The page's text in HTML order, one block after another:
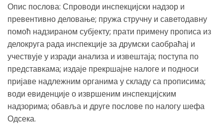
Опис послова: Спроводи инспекцијски надзор и
превентивно деловање; пружа стручну и саветодавну
помоћ надзираном субјекту; прати примену прописа из
делокруга рада инспекције за друмски саобраћај и
учествује у изради анализа и извештаја; поступа по
представкама; издаје прекршајне налоге и подноси
пријаве надлежним органима у складу са прописима;
води евиденције о извршеним инспекцијским
надзорима; обавља и друге послове по налогу шефа
Одсека.